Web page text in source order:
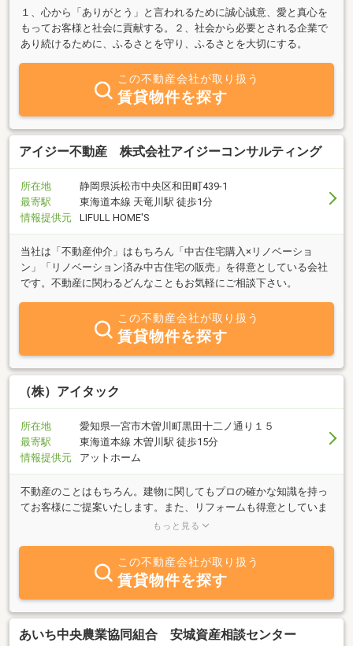
１、心から「ありがとう」と言われるために誠心誠意、愛と真心を
もってお客様と社会に貢献する。２、社会から必要とされる企業で
あり続けるために、ふるさとを守り、ふるさとを大切にする。
この不動産会社が取り扱う
賃貸物件を探す
アイジー不動産 株式会社アイジーコンサルティング
所在地
静岡県浜松市中央区和田町439-1
最寄駅
東海道本線 天竜川駅 徒歩1分
情報提供元
LIFULL HOME'S
当社は「不動産仲介」はもちろん「中古住宅購入×リノベーショ
ン」「リノベーション済み中古住宅の販売」を得意としている会社
です。不動産に関わるどんなこともお気軽にご相談下さい。
この不動産会社が取り扱う
賃貸物件を探す
（株）アイタック
所在地
愛知県一宮市木曽川町黒田十二ノ通り１５
最寄駅
東海道本線 木曽川駅 徒歩15分
情報提供元
アットホーム
不動産のことはもちろん。建物に関してもプロの確かな知識を持っ
てお客様にご提案いたします。また、リフォームも得意としていま
すのでお気軽にご相談ください。専門のスタッフが対応させていた
もっと見る
この不動産会社が取り扱う
賃貸物件を探す
あいち中央農業協同組合 安城資産相談センター